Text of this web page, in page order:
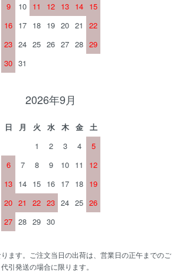
9
10 11 12 13 14 15
16 17 18 19 20 21
22
23 24 25 26 27 28 29
30 31
2026年9月
日 月 火 水 木 金
土
1
2 3 4
5
6
7 8 9 10 11
12
13 14 15 16 17 18 19
20 21 22 23 24 25 26
27 28 29 30
ます。ご注文当日の出荷は、営業日の正午までのご
引発送の場合に限ります。